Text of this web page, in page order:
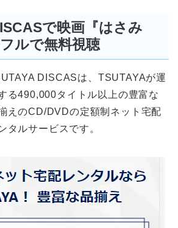
で映画『はさみ
ルで無料視聴
DISCASは、TSUTAYAが運
る490,000タイトル以上の豊富な
えのCD/DVDの定額制ネット宅配
タルサービスです。